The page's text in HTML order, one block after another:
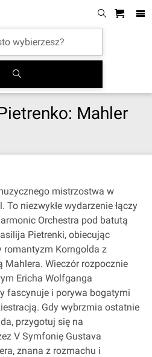
Mahler
mistrzostwa w
To niezwykłe wydarzenie łączy
Orchestra pod batutą
Pietrenki, obiecując
romantyzm Korngolda z
Mahlera. Wieczór rozpocznie
Ericha Wolfganga
fascynuje i porywa bogatymi
Gdy wybrzmia ostatnie
przygotuj się na
V Symfonię Gustava
znana z rozmachu i